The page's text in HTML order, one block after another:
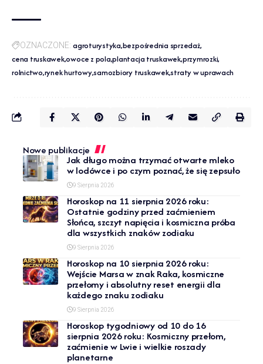
OZNACZONE: agroturystyka bezpośrednia sprzedaż
cena truskawekowoce z polaplantacja truskawekprzymrozki
rolnictwo rynek hurtowysamozbiory truskawekstraty w uprawach
Nowe publikacje
Jak długo można trzymać otwarte mleko
w lodówce i po czym poznać, że się zepsuło
9 Sierpnia 2026
Horoskop na 11 sierpnia 2026 roku:
Ostatnie godziny przed zaćmieniem
Słońca, szczyt napięcia i kosmiczna próba
dla wszystkich znaków zodiaku
9 Sierpnia 2026
Horoskop na 10 sierpnia 2026 roku:
Wejście Marsa w znak Raka, kosmiczne
przełomy i absolutny reset energii dla
każdego znaku zodiaku
9 Sierpnia 2026
Horoskop tygodniowy od 10 do 16
sierpnia 2026 roku: Kosmiczny przełom,
zaćmienie w Lwie i wielkie roszady
planetarne